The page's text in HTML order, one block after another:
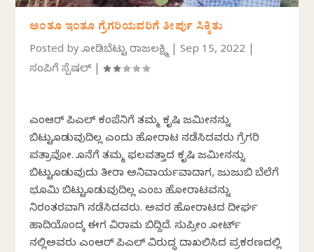
ಅಂತೂ ಇಂತೂ ಗ್ರೆಗರಿಯವರಿಗೆ ತೀರ್ಪು ಸಿಕ್ಕಿತು
Posted byಕೋಡಿಬೆಟ್ಟು ರಾಜಲಕ್ಷ್ಮಿ |Sep 15, 2022
ಸಂಪಿಗೆ ಸ್ಪೆಷಲ್|
ಎಂಆರ್ ಪಿಎಲ್ ಕಂಪೆನಿಗೆ ತಮ್ಮ ಕೃಷಿ ಜಮೀನನ್ನು
ಬಿಟ್ಟುಕೊಡುವುದಿಲ್ಲ ಎಂದು ಹೋರಾಟ ನಡೆಸಿದವರು ಗ್ರೆಗರಿ
ಪತ್ರಾವೋ. ಕೊನೆಗೆ ತಮ್ಮ ಫಲವತ್ತಾದ ಕೃಷಿ ಜಮೀನನ್ನು
ಬಿಟ್ಟುಕೊಡುವುದು ತೀರಾ ಅನಿವಾರ್ಯವಾದಾಗ, ಜುಜುಬಿ ಬೆಲೆಗೆ
ಭೂಮಿ ಬಿಟ್ಟುಕೊಡುವುದಿಲ್ಲ ಎಂಬ ಹೋರಾಟವನ್ನು
ನಿರಂತರವಾಗಿ ನಡೆಸಿದವರು. ಅವರ ಹೋರಾಟದ ದೀರ್ಘ
ಹಾದಿಯೊಂದಕ್ಕೆ ಈಗ ವಿರಾಮ ಬಿದ್ದಿದೆ. ಸುಪ್ರೀಂ ಕೋರ್ಟ್
ನಲ್ಲಿಅವರು ಎಂಆರ್ ಪಿಎಲ್ ವಿರುದ್ಧ ದಾಖಲಿಸಿದ ಪ್ರಕರಣದಲ್ಲಿ